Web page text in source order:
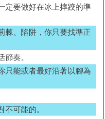
定要做好在冰上摔跤的準
棘、陷阱，你只要找準正
奏。
只能或者最好沿著以腳為
可能的。